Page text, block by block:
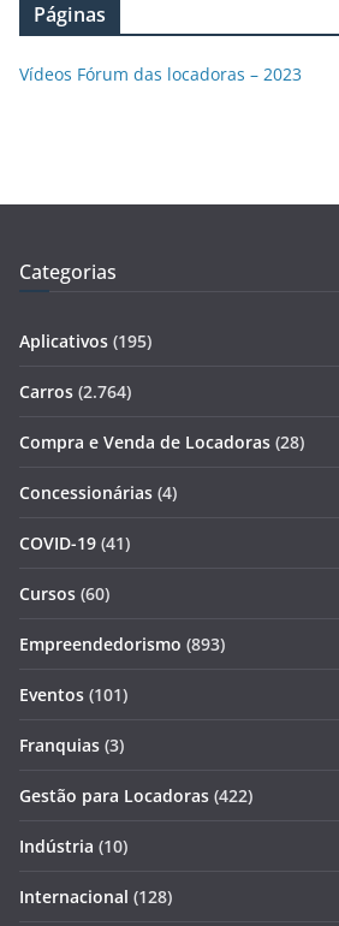
Páginas
Vídeos Fórum das locadoras – 2023
Categorias
Aplicativos (195)
Carros (2.764)
Compra e Venda de Locadoras (28)
Concessionárias (4)
COVID-19 (41)
Cursos (60)
Empreendedorismo (893)
Eventos (101)
Franquias (3)
Gestão para Locadoras (422)
Indústria (10)
Internacional (128)